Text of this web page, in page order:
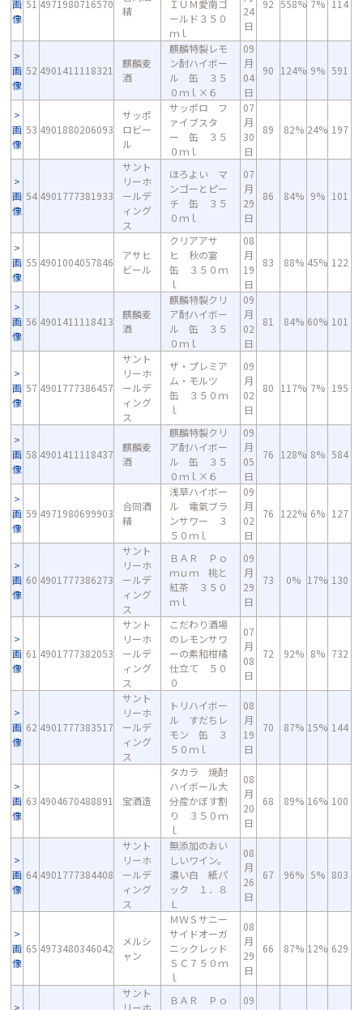
画
像
51 4971980716570
精
ＩＵＭ愛南ゴ
ールド３５０
ｍｌ
24
日
92 558% 7% 114
画
像
52 4901411118321
麒麟麦
酒
麒麟特製レモ
ン酎ハイボー
ル 缶 ３５
０ｍｌ×６
09
月
04
日
90 124% 9% 591
画
像
53 4901880206093
サッポ
ロビー
ル
サッポロ フ
ァイブスタ
ー 缶 ３５
０ｍｌ
07
月
30
日
89 82% 24% 197
画
像
54 4901777381933
サント
リーホ
ールデ
ィング
ス
ほろよい マ
ンゴーとピー
チ 缶 ３５
０ｍｌ
07
月
29
日
86 84% 9% 101
画
像
55 4901004057846
アサヒ
ビール
クリアアサ
ヒ 秋の宴
缶 ３５０ｍ
ｌ
08
月
19
日
83 88% 45% 122
画
像
56 4901411118413
麒麟麦
酒
麒麟特製クリ
ア酎ハイボー
ル 缶 ３５
０ｍｌ
09
月
02
日
81 84% 60% 101
画
像
57 4901777386457
サント
リーホ
ールデ
ィング
ス
ザ・プレミア
ム・モルツ
缶 ３５０ｍ
ｌ
09
月
02
日
80 117% 7% 195
画
像
58 4901411118437
麒麟麦
酒
麒麟特製クリ
ア酎ハイボー
ル 缶 ３５
０ｍｌ×６
09
月
05
日
76 128% 8% 584
画
像
59 4971980699903
合同酒
精
浅草ハイボー
ル 電氣ブラ
ンサワー ３
５０ｍｌ
09
月
02
日
76 122% 6% 127
画
像
60 4901777386273
サント
リーホ
ールデ
ィング
ス
ＢＡＲ Ｐｏ
ｍｕｍ 桃と
紅茶 ３５０
ｍｌ
09
月
29
日
73 0% 17% 130
画
像
61 4901777382053
サント
リーホ
ールデ
ィング
ス
こだわり酒場
のレモンサワ
ーの素和柑橘
仕立て ５０
０
07
月
08
日
72 92% 8% 732
画
像
62 4901777383517
サント
リーホ
ールデ
ィング
ス
トリハイボー
ル すだちレ
モン 缶 ３
５０ｍｌ
08
月
19
日
70 87% 15% 144
画
像
63 4904670488891 宝酒造
タカラ 焼酎
ハイボール大
分産かぼす割
り ３５０ｍ
ｌ
08
月
20
日
68 89% 16% 100
画
像
64 4901777384408
サント
リーホ
ールデ
ィング
ス
無添加のおい
しいワイン。
濃い白 紙パ
ック １．８
Ｌ
08
月
26
日
67 96% 5% 803
画
像
65 4973480346042
メルシ
ャン
ＭＷＳサニー
サイドオーガ
ニックレッド
ＳＣ７５０ｍ
ｌ
08
月
29
日
66 87% 12% 629
サント
リーホ
ＢＡＲ Ｐｏ
09